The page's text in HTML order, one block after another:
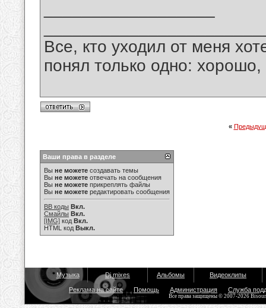
Все, кто уходил от меня
понял только одно:
«
Ваши права в разделе
Вы не можете создавать темы
Вы не можете отвечать на сообщения
Вы не можете прикреплять файлы
Вы не можете редактировать сообщения
BB коды Вкл.
Смайлы Вкл.
[IMG] код Вкл.
HTML код Выкл.
Музыка Dj mixes Альбомы Видеоклипы
Реклама на сайте Помощь Администрация Служба
Все права защищены © 2007-2026